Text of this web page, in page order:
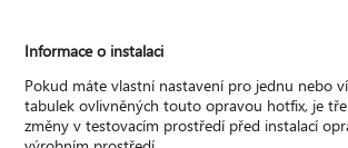
Informace o instalaci
Pokud máte vlastní nastavení pro jednu nebo
tabulek ovlivněných touto opravou hotfix, je
změny v testovacím prostředí před instalací